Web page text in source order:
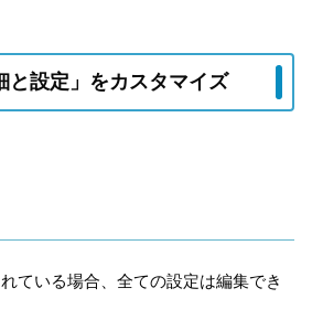
と設定」をカスタマイズ
ている場合、全ての設定は編集でき